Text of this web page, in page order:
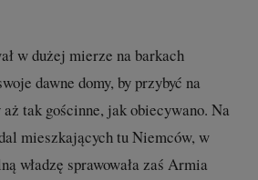
w dużej mierze na barkach
dawne domy, by przybyć na
tak gościnne, jak obiecywano. Na
mieszkających tu Niemców, w
władzę sprawowała zaś Armia